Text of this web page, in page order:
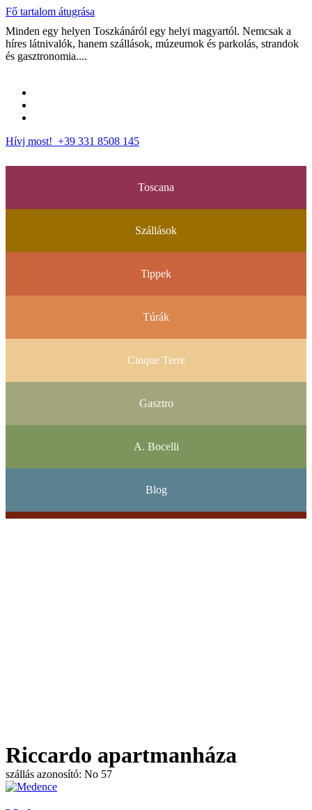
Fő tartalom átugrása
Minden egy helyen Toszkánáról egy helyi magyartól. Nemcsak a
híres látnivalók, hanem szállások, múzeumok és parkolás, strandok
és gasztronomia....
Hívj most! +39 331 8508 145
Toscana
Szállások
Tippek
Túrák
Cinque Terre
Gasztro
A. Bocelli
Blog
Riccardo apartmanháza
szállás azonosító: No 57